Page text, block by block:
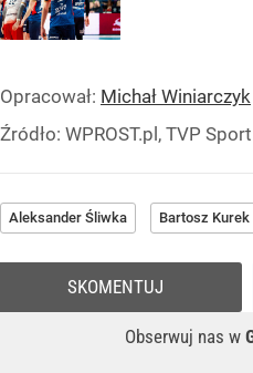
Opracował: Michał Winiarczyk
Źródło: WPROST.pl, TVP Sport
Aleksander Śliwka Bartosz Kurek
Obserwuj nas w
SKOMENTUJ